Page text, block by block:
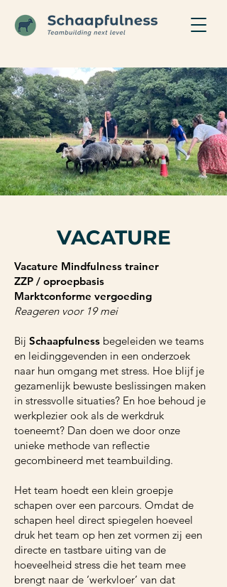
VACATURE
Vacature Mindfulness trainer
ZZP / oproepbasis
Marktconforme vergoeding
Reageren voor 19 mei
Bij Schaapfulness begeleiden we teams
en leidinggevenden in een onderzoek
naar hun omgang met stress. Hoe blijf je
gezamenlijk bewuste beslissingen maken
in stressvolle situaties? En hoe behoud je
werkplezier ook als de werkdruk
toeneemt? Dan doen we door onze
unieke methode van reflectie
gecombineerd met teambuilding.
Het team hoedt een klein groepje
schapen over een parcours. Omdat de
schapen heel direct spiegelen hoeveel
druk het team op hen zet vormen zij een
directe en tastbare uiting van de
hoeveelheid stress die het team mee
brengt naar de ‘werkvloer’ van dat